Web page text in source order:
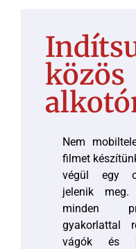
közös
Nem
filmet
végül egy
jelenik
minden
gyakorlattal
vágók és